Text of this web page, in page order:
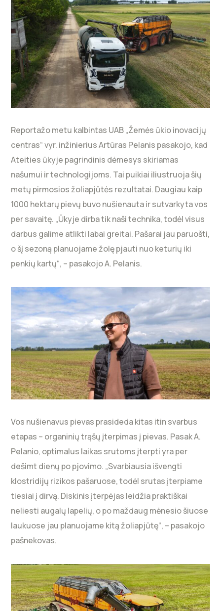
Reportažo metu kalbintas UAB „Žemės ūkio inovacijų
centras“ vyr. inžinierius Artūras Pelanis pasakojo, kad
Ateities ūkyje pagrindinis dėmesys skiriamas
našumui ir technologijoms. Tai puikiai iliustruoja šių
metų pirmosios žoliapjūtės rezultatai. Daugiau kaip
1000 hektarų pievų buvo nušienauta ir sutvarkyta vos
per savaitę. „Ūkyje dirba tik naši technika, todėl visus
darbus galime atlikti labai greitai. Pašarai jau paruošti,
o šį sezoną planuojame žolę pjauti nuo keturių iki
penkių kartų“, – pasakojo A. Pelanis.
Vos nušienavus pievas prasideda kitas itin svarbus
etapas – organinių trąšų įterpimas į pievas. Pasak A.
Pelanio, optimalus laikas srutoms įterpti yra per
dešimt dienų po pjovimo. „Svarbiausia išvengti
klostridijų rizikos pašaruose, todėl srutas įterpiame
tiesiai į dirvą. Diskinis įterpėjas leidžia praktiškai
neliesti augalų lapelių, o po maždaug mėnesio šiuose
laukuose jau planuojame kitą žoliapjūtę“, – pasakojo
pašnekovas.